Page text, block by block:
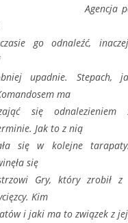
Agencja
go odnaleźć,
upadnie. Stepach,
ma
się odnalezieniem
Jak to z nią
się w kolejne
się
Gry, który zrobił z
Kim
i jaki ma to związek z